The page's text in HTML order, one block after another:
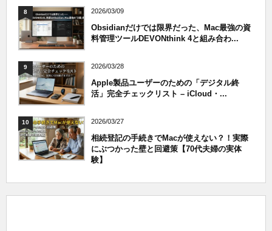
8 2026/03/09
Obsidianだけでは限界だった、Mac最強の資
料管理ツールDEVONthink 4と組み合わ...
9 2026/03/28
Apple製品ユーザーのための「デジタル終
活」完全チェックリスト – iCloud・...
10 2026/03/27
相続登記の手続きでMacが使えない？！実際
にぶつかった壁と回避策【70代夫婦の実体
験】